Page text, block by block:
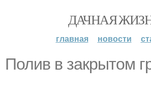
ДАЧНАЯ
главная новости
Полив в закрытом